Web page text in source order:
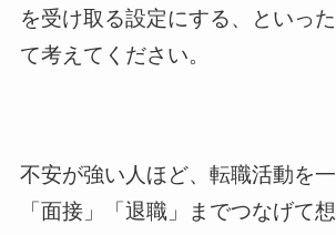
を受け取る設定にする、といっ
て考えてください。
不安が強い人ほど、転職活動を一
「面接」「退職」までつなげて